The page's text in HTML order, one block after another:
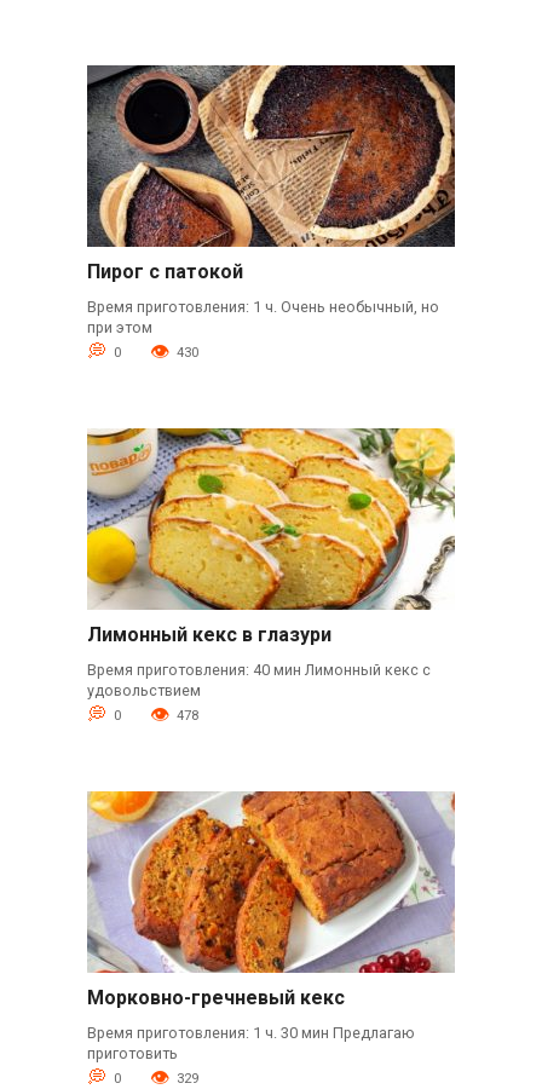
Пирог с патокой
Время приготовления: 1 ч. Очень необычный, но
при этом
0 430
Лимонный кекс в глазури
Время приготовления: 40 мин Лимонный кекс с
удовольствием
0 478
Морковно-гречневый кекс
Время приготовления: 1 ч. 30 мин Предлагаю
приготовить
0 329